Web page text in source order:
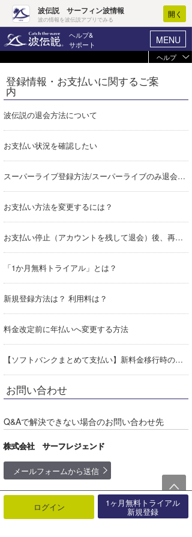
波伝説 サーフィン波情報
波の情報を波伝説アプリでみる
開く
ヘルプ&
サポート
MENU
ヘルプ マイホーム
ログイン
新規会員登録
WAVE HUNTER波予想ツール
ニュース
サーフィン
エリアガイド
会員メニュー
今月のプレゼント
登録情報・お支払いに関するご案
内
波伝説の退会方法について
お支払い状況を確認したい
スーパーライブ登録方法/スーパーライブのみ退会方法
お支払い方法を変更するには？
お支払い停止（アカウントを残して退会）後、再開するには？
「1か月無料トライアル」とは？
新規登録方法は？ 利用料は？
料金改定前に年払いへ変更する方法
【ソフトバンクまとめて支払い】新料金移行時の初月分はいつ返金される？
お問い合わせ
Q&Aで解決できない場合のお問い合わせ先
株式会社 サーフレジェンド
メールフォームから送信
サポート専用番号｜0466-21-7903
（月～金 9:00〜12:00 13:00〜17:00）
※土曜・日曜､年末年始を除く
ヘルプ
未ログイン
選択コース
ブラウザの状況
Javascript
有効
Cookie
有効
ブラウザ モード
プライベートモード
プライベートモードで
は、ログイン情報が記
セスのたびにログイン
お支払い方法を変更するには？
スーパーライブ登録方法/スーパーライブ
のみ退会方法
登録したログインID・パスワードがわか
らないのですが、どうしたらよいですか？
利用規約
お知らせ
2026.08.07
【伊良湖】第20回アジア競技大会サーフィ
ン競技が太平洋ロングビーチで開催！9/21
～29は交通規制があります！
ログイン 1ヶ月無料トライアル
新規登録